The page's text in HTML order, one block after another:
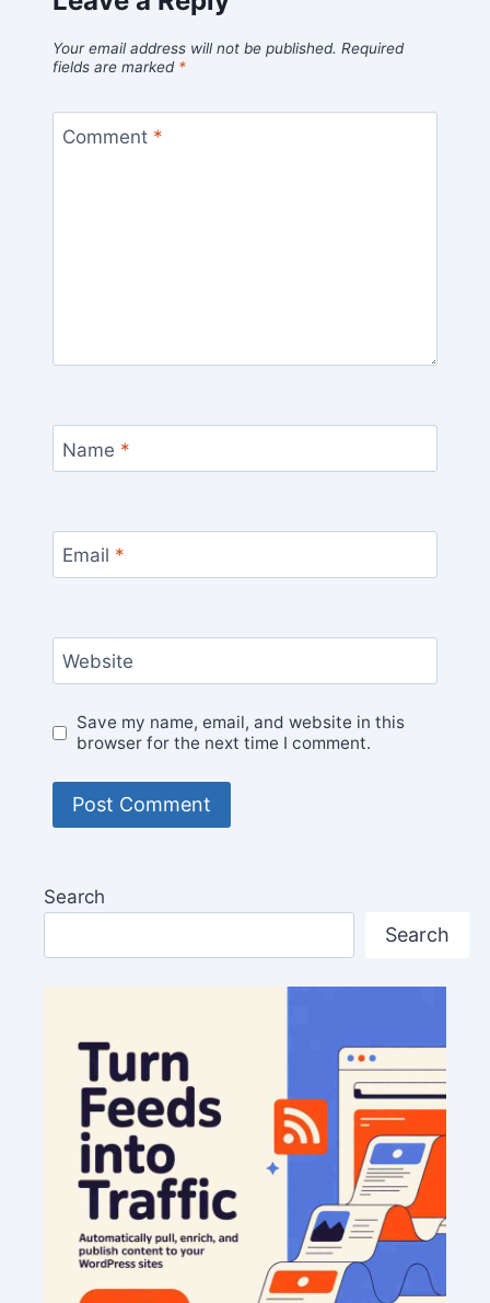
Your email address will not be published. Required
fields are marked *
Comment *
Name *
Email *
Website
Save my name, email, and website in this
browser for the next time I comment.
Search
Search